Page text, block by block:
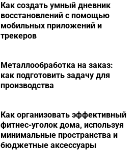
Как создать умный дневник
восстановлений с помощью
мобильных приложений и
трекеров
Металлообработка на заказ:
как подготовить задачу для
производства
Как организовать эффективный
фитнес-уголок дома, используя
минимальные пространства и
бюджетные аксессуары